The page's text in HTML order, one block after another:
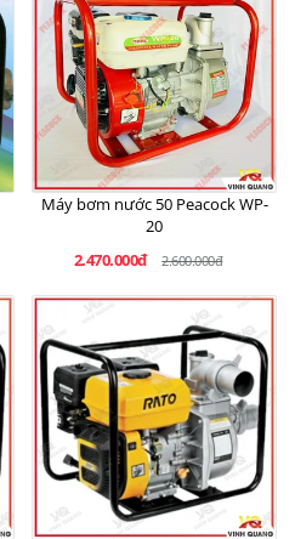
Máy bơm nước 50 Peacock WP-
20
2.470.000đ
2.600.000đ